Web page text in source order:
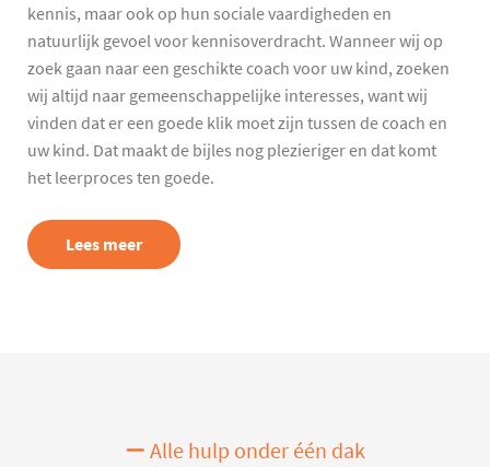
kennis, maar ook op hun sociale vaardigheden en
natuurlijk gevoel voor kennisoverdracht. Wanneer wij op
zoek gaan naar een geschikte coach voor uw kind, zoeken
wij altijd naar gemeenschappelijke interesses, want wij
vinden dat er een goede klik moet zijn tussen de coach en
uw kind. Dat maakt de bijles nog plezieriger en dat komt
het leerproces ten goede.
Lees meer
Alle hulp onder één dak